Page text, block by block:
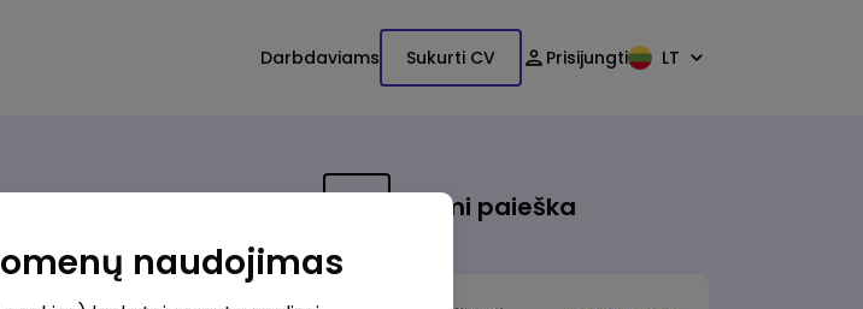
Darbdaviams Sukurti CV Prisijungti LT
Išsami paieška
naudojimas